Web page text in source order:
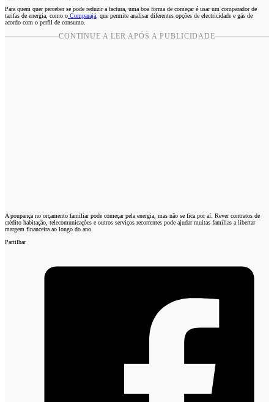
Para quem quer perceber se pode reduzir a factura, uma boa forma de começar é usar um comparador de
tarifas de energia, como o Comparajá , que permite analisar diferentes opções de electricidade e gás de
acordo com o perfil de consumo.
CONTINUE A LER APÓS A PUBLICIDADE
A poupança no orçamento familiar pode começar pela energia, mas não se fica por aí. Rever contratos de
crédito habitação, telecomunicações e outros serviços recorrentes pode ajudar muitas famílias a libertar
margem financeira ao longo do ano.
Partilhar